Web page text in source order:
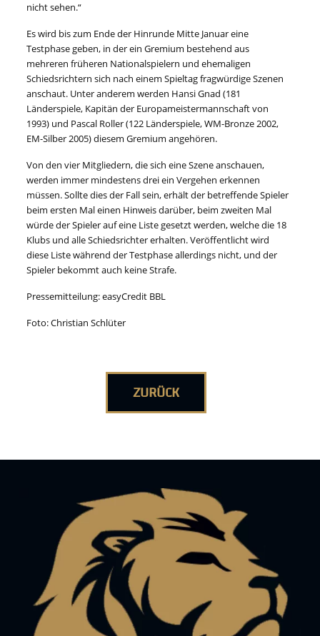
nicht sehen.“
Es wird bis zum Ende der Hinrunde Mitte Januar eine
Testphase geben, in der ein Gremium bestehend aus
mehreren früheren Nationalspielern und ehemaligen
Schiedsrichtern sich nach einem Spieltag fragwürdige Szenen
anschaut. Unter anderem werden Hansi Gnad (181
Länderspiele, Kapitän der Europameistermannschaft von
1993) und Pascal Roller (122 Länderspiele, WM-Bronze 2002,
EM-Silber 2005) diesem Gremium angehören.
Von den vier Mitgliedern, die sich eine Szene anschauen,
werden immer mindestens drei ein Vergehen erkennen
müssen. Sollte dies der Fall sein, erhält der betreffende Spieler
beim ersten Mal einen Hinweis darüber, beim zweiten Mal
würde der Spieler auf eine Liste gesetzt werden, welche die 18
Klubs und alle Schiedsrichter erhalten. Veröffentlicht wird
diese Liste während der Testphase allerdings nicht, und der
Spieler bekommt auch keine Strafe.
Pressemitteilung: easyCredit BBL
Foto: Christian Schlüter
ZURÜCK